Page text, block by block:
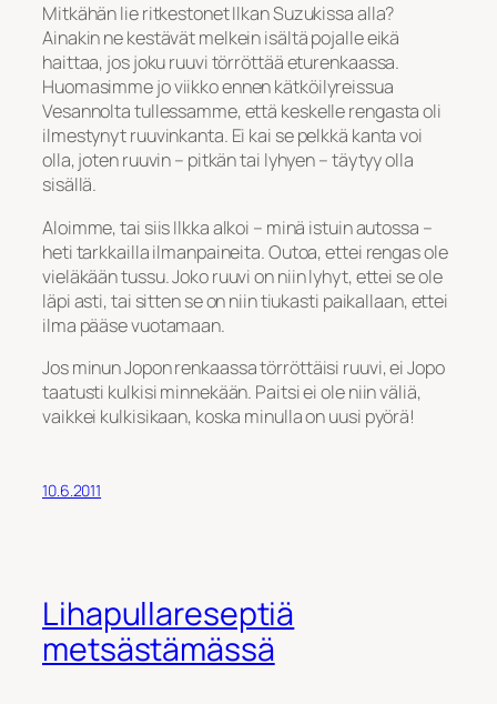
Mitkähän lie ritkestonet Ilkan Suzukissa alla?
Ainakin ne kestävät melkein isältä pojalle eikä
haittaa, jos joku ruuvi törröttää eturenkaassa.
Huomasimme jo viikko ennen kätköilyreissua
Vesannolta tullessamme, että keskelle rengasta oli
ilmestynyt ruuvinkanta. Ei kai se pelkkä kanta voi
olla, joten ruuvin – pitkän tai lyhyen – täytyy olla
sisällä.
Aloimme, tai siis Ilkka alkoi – minä istuin autossa –
heti tarkkailla ilmanpaineita. Outoa, ettei rengas ole
vieläkään tussu. Joko ruuvi on niin lyhyt, ettei se ole
läpi asti, tai sitten se on niin tiukasti paikallaan, ettei
ilma pääse vuotamaan.
Jos minun Jopon renkaassa törröttäisi ruuvi, ei Jopo
taatusti kulkisi minnekään. Paitsi ei ole niin väliä,
vaikkei kulkisikaan, koska minulla on uusi pyörä!
10.6.2011
Lihapullareseptiä
metsästämässä